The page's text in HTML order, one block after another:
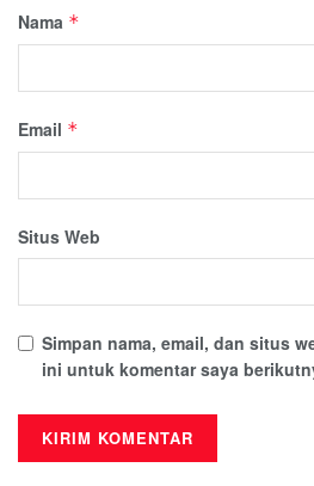
Nama *
Email *
Situs Web
Simpan nama, email, dan situs
ini untuk komentar saya